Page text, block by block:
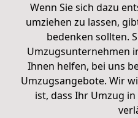
Wenn Sie sich dazu
umziehen zu lassen,
bedenken sollten.
Umzugsunternehmen
Ihnen helfen, bei uns
Umzugsangebote. Wir
ist, dass Ihr Umzug